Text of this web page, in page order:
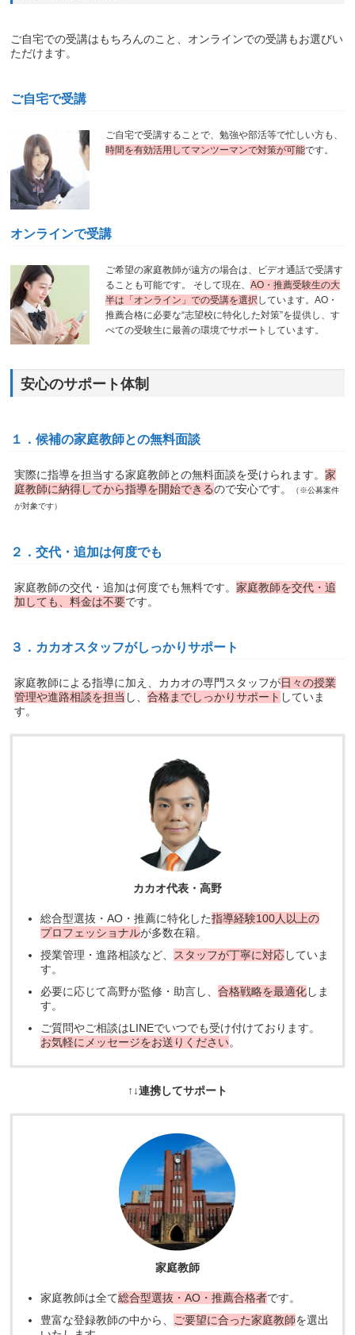
ご自宅での受講はもちろんのこと、オンラインでの受講もお選びい
ただけます。
ご自宅で受講
ご自宅で受講することで、勉強や部活等で忙しい方も、
時間を有効活用してマンツーマンで対策が可能です。
オンラインで受講
ご希望の家庭教師が遠方の場合は、ビデオ通話で受講す
ることも可能です。 そして現在、AO・推薦受験生の大
半は「オンライン」での受講を選択 しています。AO・
推薦合格に必要な“志望校に特化した対策”を提供し、す
べての受験生に最善の環境でサポートしています。
安心のサポート体制
１．候補の家庭教師との無料面談
実際に指導を担当する家庭教師との無料面談を受けられます。家
庭教師に納得してから指導を開始できるので安心です。
（※公募案件
が対象です）
２．交代・追加は何度でも
家庭教師の交代・追加は何度でも無料です。家庭教師を交代・追
加しても、料金は不要です。
３．カカオスタッフがしっかりサポート
家庭教師による指導に加え、カカオの専門スタッフが日々の授業
管理や進路相談を担当 し、合格までしっかりサポート していま
す。
カカオ代表・高野
総合型選抜・AO・推薦に特化した指導経験100人以上の
プロフェッショナルが多数在籍。
授業管理・進路相談など、 スタッフが丁寧に対応していま
す。
必要に応じて高野が監修・助言し、合格戦略を最適化しま
す。
ご質問やご相談はLINEでいつでも受け付けております。
お気軽にメッセージをお送りください。
↑↓連携してサポート
家庭教師
家庭教師は全て総合型選抜・AO・推薦合格者です。
豊富な登録教師の中から、 ご要望に合った家庭教師を選出